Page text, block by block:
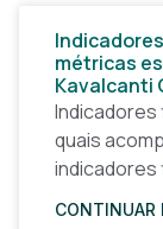
métricas
Kavalcanti
quais
indicadores
base de
CONTINUAR